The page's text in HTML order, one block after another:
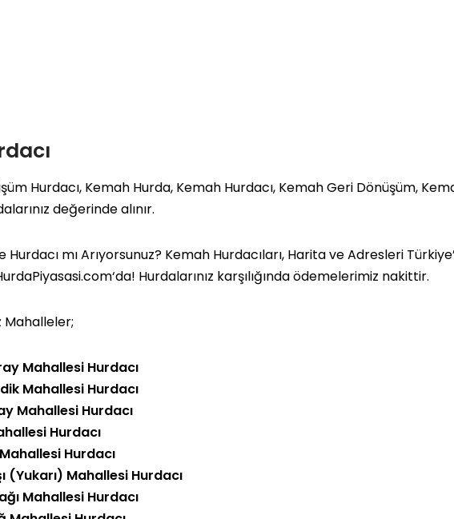
Hurdacı, Kemah Hurda, Kemah Hurdacı, Kemah Geri Dönüşüm,
değerinde alınır.
mı Arıyorsunuz? Kemah Hurdacıları, Harita ve Adresleri
‘da! Hurdalarınız karşılığında ödemelerimiz nakittir.
Mahalleler;
Mahallesi Hurdacı
Mahallesi Hurdacı
Mahallesi Hurdacı
Hurdacı
Hurdacı
(Yukarı) Mahallesi Hurdacı
Mahallesi Hurdacı